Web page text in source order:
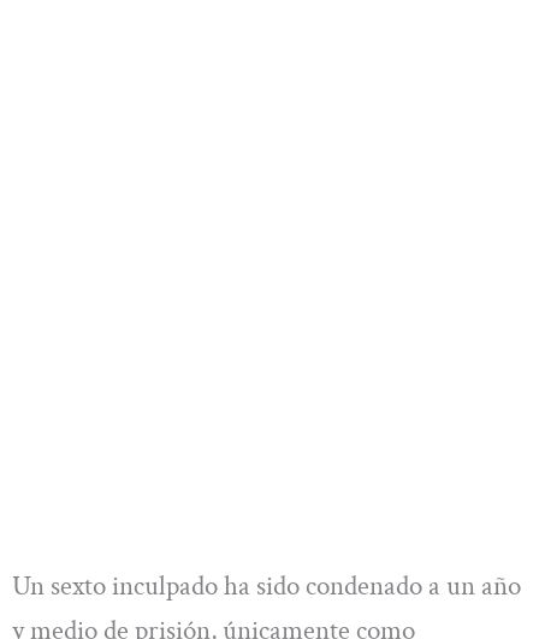
Un sexto inculpado ha sido condenado a un año
y medio de prisión, únicamente como